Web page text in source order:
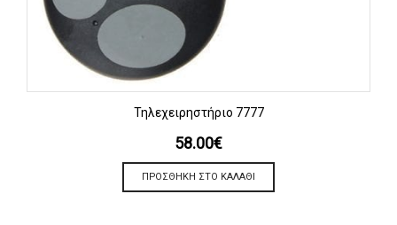
Τηλεχειρηστήριο 7777
58.00€
ΠΡΟΣΘΉΚΗ ΣΤΟ ΚΑΛΆΘΙ